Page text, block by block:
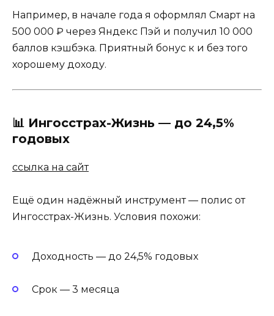
Например, в начале года я оформлял Смарт на
500 000 ₽ через Яндекс Пэй и получил 10 000
баллов кэшбэка. Приятный бонус к и без того
хорошему доходу.
📊 Ингосстрах-Жизнь — до 24,5%
годовых
ссылка на сайт
Ещё один надёжный инструмент — полис от
Ингосстрах-Жизнь. Условия похожи:
Доходность — до 24,5% годовых
Срок — 3 месяца